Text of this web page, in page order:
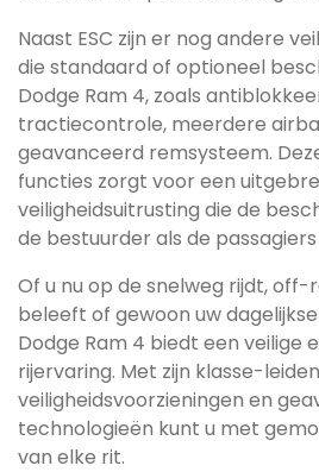
Naast ESC zijn er nog andere
die standaard of optioneel
Dodge Ram 4, zoals
tractiecontrole, meerdere
geavanceerd remsysteem.
functies zorgt voor een
veiligheidsuitrusting die de
de bestuurder als de
Of u nu op de snelweg rijdt,
beleeft of gewoon uw
Dodge Ram 4 biedt een veilige
rijervaring. Met zijn klasse-
veiligheidsvoorzieningen en
technologieën kunt u met
van elke rit.